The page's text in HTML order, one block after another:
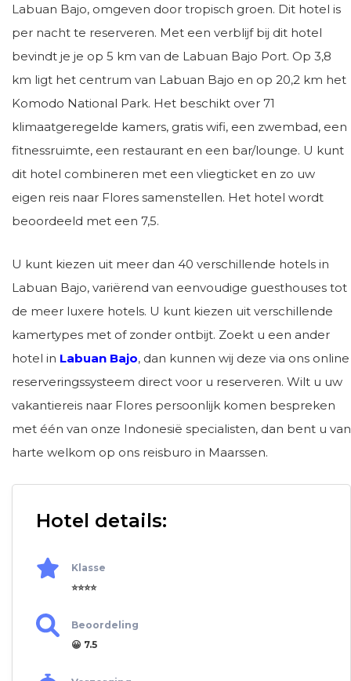
Labuan Bajo, omgeven door tropisch groen. Dit hotel is
per nacht te reserveren. Met een verblijf bij dit hotel
bevindt je je op 5 km van de Labuan Bajo Port. Op 3,8
km ligt het centrum van Labuan Bajo en op 20,2 km het
Komodo National Park. Het beschikt over 71
klimaatgeregelde kamers, gratis wifi, een zwembad, een
fitnessruimte, een restaurant en een bar/lounge. U kunt
dit hotel combineren met een vliegticket en zo uw
eigen reis naar Flores samenstellen. Het hotel wordt
beoordeeld met een 7,5.
U kunt kiezen uit meer dan 40 verschillende hotels in
Labuan Bajo, variërend van eenvoudige guesthouses tot
de meer luxere hotels. U kunt kiezen uit verschillende
kamertypes met of zonder ontbijt. Zoekt u een ander
hotel in Labuan Bajo, dan kunnen wij deze via ons online
reserveringssysteem direct voor u reserveren. Wilt u uw
vakantiereis naar Flores persoonlijk komen bespreken
met één van onze Indonesië specialisten, dan bent u van
harte welkom op ons reisburo in Maarssen.
Hotel details:
Klasse
⭐⭐⭐⭐
Beoordeling
😀 7.5